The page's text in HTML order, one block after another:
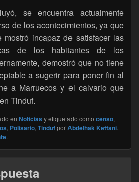
se encuentra actualmente
de los acontecimientos, ya que
incapaz de satisfacer las
de los habitantes de los
demostró que no tiene
a sugerir para poner fin al
a Marruecos y el calvario que
Tinduf.
en Noticias y etiquetado como censo,
, Polisario, TindufporAbdelhak Kettani.
.